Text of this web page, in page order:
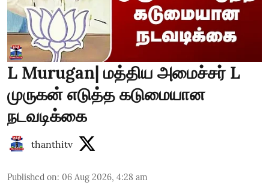
L Murugan| மத்திய அமைச்சர் L
முருகன் எடுத்த கடுமையான
நடவடிக்கை
thanthitv
Published on: 06 Aug 2026, 4:28 am